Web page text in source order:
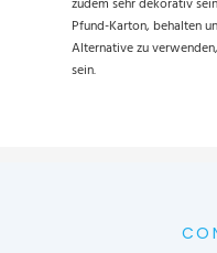
zudem sehr dekorativ
Pfund-Karton, behalten
Alternative zu
sein.